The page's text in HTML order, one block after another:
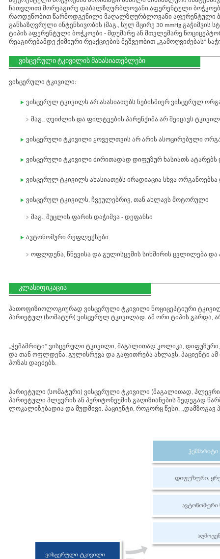
ჩათვლით) მორეაგირე დაბალზღურბლოვანი აფერენტული
რაოდენობით წარმოდგენილი მაღალზღურბლოვანი აფერენტული
განსაზღვრული ინტენსივობის (მაგ., სულ მცირე 30 mmHg გაჭიმვის
ტიპის აფერენტული ბოჭკოები - მდუმარე ან მთვლემარე
რეაგირებამდე ქიმიური რეაქციების მეშვეობით „გამოღვიძებას“
ვისცერული ტკივილის მახასიათებლები
ვისცერული ტკივილი:
ვისცერულ ტკივილს არ ახასიათებს ნებისმიერ ვისცერულ
მაგ., ღვიძლის და ფილტვების პარენქიმა არ შეიცავს
ვისცერული ტკივილი ყოველთვის არ არის ასოცირებული
ვისცერული ტკივილი ძირითადად დიფუზურ ხასიათს
ვისცერულ ტკივილს ახასიათებს ირადიაცია სხვა ორგანოებსა
ვისცერულ ტკივილს, ჩვეულებრივ, თან ახლავს მოტორული
მაგ., მუცლის ფარის დაჭიმვა - დეფანსი
ავტონომური რეფლექსები
ოფლდენა, წნევისა და გულისცემის სიხშირის ცვლილება და
კლასიფიკაცია
პათოფიზიოლოგიურად ვისცერული ტკივილი ნოციცეპტიური
პარიეტულ (სომატურ) ვისცერულ ტკივილად. ამ ორი ტიპის გარდა,
„ჭეშამრიტი“ ვისცერული ტკივილი, მაგალითად კოლიკა,
და თან ოფლდენა, გულისრევა და გაფითრება ახლავს. პაციენტი
პოზას დაეძებს.
პარიეტული (სომატური) ვისცერული ტკივილი (მაგალითად,
პარიეტული პლევრის ან პერიტონეუმის გაღიზიანების შედეგად
ლოკალიზებადია და მუდმივი. პაციენტი, როგორც წესი, ,,დამზოგავ